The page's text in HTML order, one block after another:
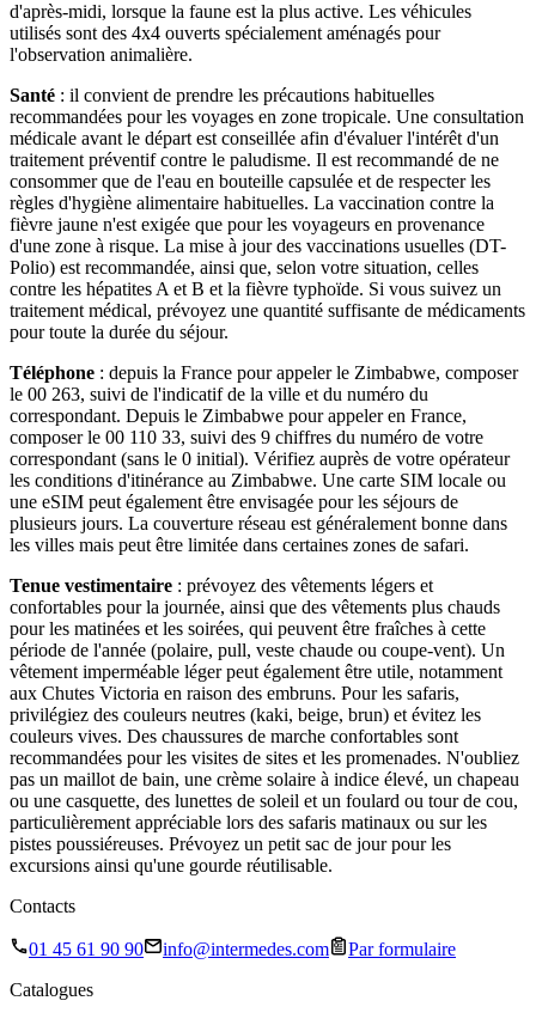
d'après-midi, lorsque la faune est la plus active. Les véhicules
utilisés sont des 4x4 ouverts spécialement aménagés pour
l'observation animalière.
Santé : il convient de prendre les précautions habituelles
recommandées pour les voyages en zone tropicale. Une consultation
médicale avant le départ est conseillée afin d'évaluer l'intérêt d'un
traitement préventif contre le paludisme. Il est recommandé de ne
consommer que de l'eau en bouteille capsulée et de respecter les
règles d'hygiène alimentaire habituelles. La vaccination contre la
fièvre jaune n'est exigée que pour les voyageurs en provenance
d'une zone à risque. La mise à jour des vaccinations usuelles (DT-
Polio) est recommandée, ainsi que, selon votre situation, celles
contre les hépatites A et B et la fièvre typhoïde. Si vous suivez un
traitement médical, prévoyez une quantité suffisante de médicaments
pour toute la durée du séjour.
Téléphone : depuis la France pour appeler le Zimbabwe, composer
le 00 263, suivi de l'indicatif de la ville et du numéro du
correspondant. Depuis le Zimbabwe pour appeler en France,
composer le 00 110 33, suivi des 9 chiffres du numéro de votre
correspondant (sans le 0 initial). Vérifiez auprès de votre opérateur
les conditions d'itinérance au Zimbabwe. Une carte SIM locale ou
une eSIM peut également être envisagée pour les séjours de
plusieurs jours. La couverture réseau est généralement bonne dans
les villes mais peut être limitée dans certaines zones de safari.
Tenue vestimentaire : prévoyez des vêtements légers et
confortables pour la journée, ainsi que des vêtements plus chauds
pour les matinées et les soirées, qui peuvent être fraîches à cette
période de l'année (polaire, pull, veste chaude ou coupe-vent). Un
vêtement imperméable léger peut également être utile, notamment
aux Chutes Victoria en raison des embruns. Pour les safaris,
privilégiez des couleurs neutres (kaki, beige, brun) et évitez les
couleurs vives. Des chaussures de marche confortables sont
recommandées pour les visites de sites et les promenades. N'oubliez
pas un maillot de bain, une crème solaire à indice élevé, un chapeau
ou une casquette, des lunettes de soleil et un foulard ou tour de cou,
particulièrement appréciable lors des safaris matinaux ou sur les
pistes poussiéreuses. Prévoyez un petit sac de jour pour les
excursions ainsi qu'une gourde réutilisable.
Contacts
01 45 61 90 90 info@intermedes.com
Par formulaire
Catalogues